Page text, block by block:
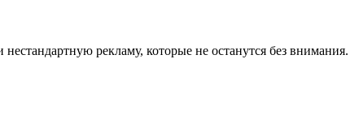
рекламу, которые не останутся без внимания.